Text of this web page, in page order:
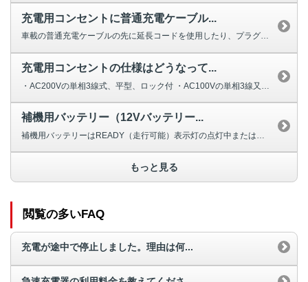
充電用コンセントに普通充電ケーブル...
車載の普通充電ケーブルの先に延長コードを使用したり、プラグアダプターなどを...
充電用コンセントの仕様はどうなって...
補機用バッテリー（12Vバッテリー...
補機用バッテリーはREADY（走行可能）表示灯の点灯中または、駆動用バッテ...
もっと見る
閲覧の多いFAQ
充電が途中で停止しました。理由は何...